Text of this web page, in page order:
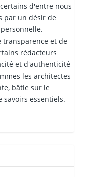
d'entre nous
par un désir de
transparence et de
rédacteurs
et d'authenticité
les architectes
bâtie sur le
essentiels.